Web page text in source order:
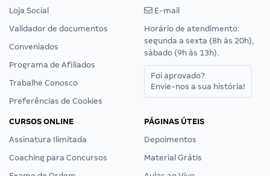
Loja Social
Validador de documentos
Conveniados
Programa de Afiliados
Trabalhe Conosco
Preferências de Cookies
E-mail
Horário de atendimento:
segunda a sexta (8h às 20h),
sábado (9h às 13h).
Foi aprovado?
Envie-nos a sua história!
CURSOS ONLINE
Assinatura Ilimitada
Coaching para Concursos
PÁGINAS ÚTEIS
Depoimentos
Material Grátis